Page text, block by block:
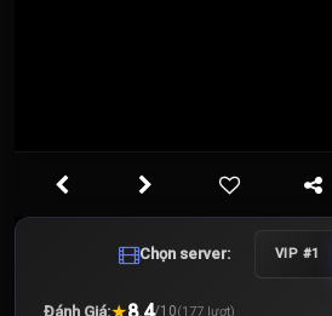
Chọn server: VIP #1
Đánh Giá:★8.4/10(177 lượt)